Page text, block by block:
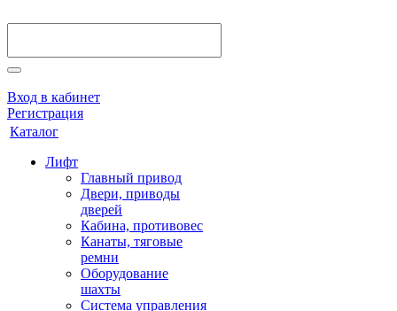
Вход в кабинет
Регистрация
Каталог
Лифт
Главный привод
Двери, приводы
дверей
Кабина, противовес
Канаты, тяговые
ремни
Оборудование
шахты
Система управления